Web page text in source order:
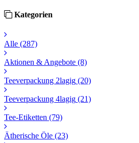
Kategorien
Alle (287)
Aktionen & Angebote (8)
Teeverpackung 2lagig (20)
Teeverpackung 4lagig (21)
Tee-Etiketten (79)
Ätherische Öle (23)